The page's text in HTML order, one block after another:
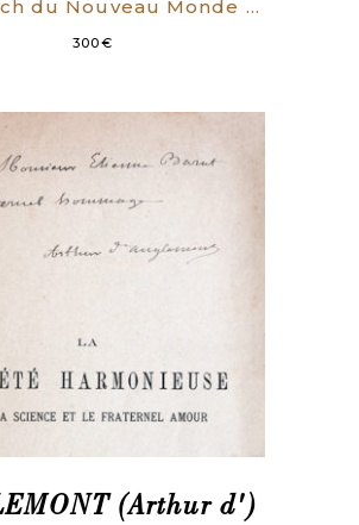
Almanach du Nouveau Monde pour 1850 [pour 1851].
300€
(Arthur d')